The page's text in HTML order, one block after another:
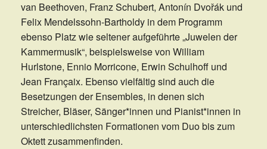
van Beethoven, Franz Schubert, Antonín Dvořák und
Felix Mendelssohn-Bartholdy in dem Programm
ebenso Platz wie seltener aufgeführte „Juwelen der
Kammermusik“, beispielsweise von William
Hurlstone, Ennio Morricone, Erwin Schulhoff und
Jean Françaix. Ebenso vielfältig sind auch die
Besetzungen der Ensembles, in denen sich
Streicher, Bläser, Sänger*innen und Pianist*innen in
unterschiedlichsten Formationen vom Duo bis zum
Oktett zusammenfinden.